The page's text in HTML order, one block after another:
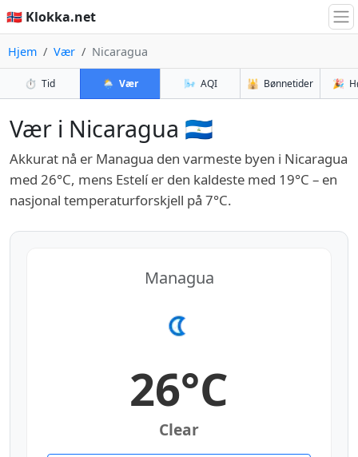
🇳🇴 Klokka.net
Hjem Vær Nicaragua
⏱️ Tid 🌦️ Vær 🌬️ AQI 🕌 Bønnetider 🎉
Vær i Nicaragua 🇳🇮
Akkurat nå er Managua den varmeste byen i Nicaragua
med 26°C, mens Estelí er den kaldeste med 19°C – en
nasjonal temperaturforskjell på 7°C.
Managua
26°C
Clear